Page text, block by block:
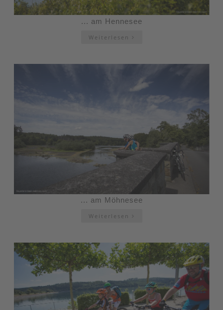
... am Hennesee
Weiterlesen
... am Möhnesee
Weiterlesen